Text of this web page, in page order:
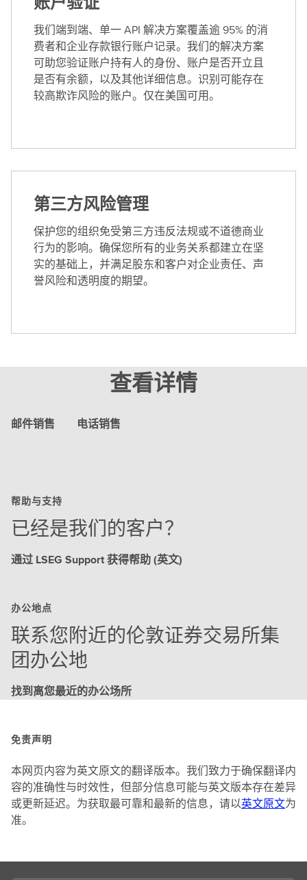
我们端到端、单一 API 解决方案覆盖逾 95% 的消
费者和企业存款银行账户记录。我们的解决方案
可助您验证账户持有人的身份、账户是否开立且
是否有余额，以及其他详细信息。识别可能存在
较高欺诈风险的账户。仅在美国可用。
第三方风险管理
保护您的组织免受第三方违反法规或不道德商业
行为的影响。确保您所有的业务关系都建立在坚
实的基础上，并满足股东和客户对企业责任、声
誉风险和透明度的期望。
查看详情
邮件销售 电话销售
帮助与支持
已经是我们的客户？
通过 LSEG Support 获得帮助 (英文)
办公地点
联系您附近的伦敦证券交易所集
团办公地
找到离您最近的办公场所
免责声明
本网页内容为英文原文的翻译版本。我们致力于确保翻译内
容的准确性与时效性，但部分信息可能与英文版本存在差异
或更新延迟。为获取最可靠和最新的信息，请以英文原文为
准。